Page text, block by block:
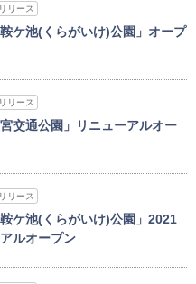
リース
ケ池(くらがいけ)公園」オープ
リース
交通公園」リニューアルオー
リース
ケ池(くらがいけ)公園」2021
ルオープン